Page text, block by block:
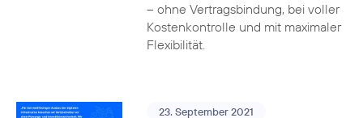
– ohne Vertragsbindung, bei voller
Kostenkontrolle und mit maximaler
Flexibilität.
23. September 2021